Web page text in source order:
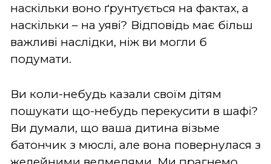
наскільки воно ґрунтується на фактах, а
наскільки – на уяві? Відповідь має більш
важливі наслідки, ніж ви могли б
подумати.
Ви коли-небудь казали своїм дітям
пошукати що-небудь перекусити в шафі?
Ви думали, що ваша дитина візьме
батончик з мюслі, але вона повернулася з